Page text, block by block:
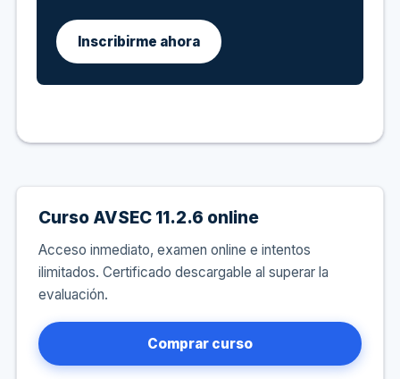
Inscribirme ahora
Curso AVSEC 11.2.6 online
Acceso inmediato, examen online e intentos
ilimitados. Certificado descargable al superar la
evaluación.
Comprar curso